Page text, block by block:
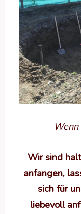
Wir sind
anfangen,
sich für
liebevoll